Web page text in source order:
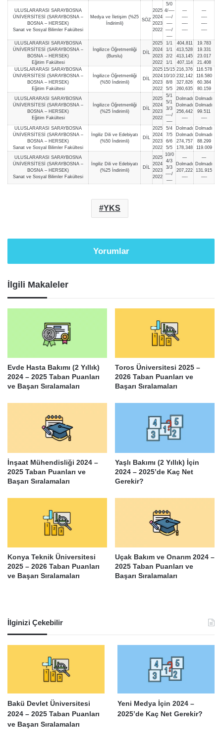
ULUSLARARASI SARAYBOSNA
ÜNİVERSİTESİ (SARAYBOSNA –
BOSNA – HERSEK)
Sanat ve Sosyal Bilimler Fakültesi
Medya ve İletişim (%25
İndirimli)
SÖZ
2025
2024
2023
2022
5/0
4/—-
—-/
—-
—-/
—-
—
—-
—-
—-
—
—-
—-
—-
ULUSLARARASI SARAYBOSNA
ÜNİVERSİTESİ (SARAYBOSNA –
BOSNA – HERSEK)
Eğitim Fakültesi
İngilizce Öğretmenliği
(Burslu)
DİL
2025
2024
2023
2022
1/1
1/1
2/2
1/1
404,811
413,528
413,145
407,114
19.783
19.331
23.017
21.408
ULUSLARARASI SARAYBOSNA
ÜNİVERSİTESİ (SARAYBOSNA –
BOSNA – HERSEK)
Eğitim Fakültesi
İngilizce Öğretmenliği
(%50 İndirimli)
DİL
2025
2024
2023
2022
15/15
10/10
8/8
5/5
216,376
232,142
327,826
260,635
116.578
116.580
60.384
80.159
ULUSLARARASI SARAYBOSNA
ÜNİVERSİTESİ (SARAYBOSNA –
BOSNA – HERSEK)
Eğitim Fakültesi
İngilizce Öğretmenliği
(%25 İndirimli)
DİL
2025
2024
2023
2022
5/1
5/1
3/3
—-/
—-
Dolmadı
Dolmadı
256,442
—-
Dolmadı
Dolmadı
99.511
—-
ULUSLARARASI SARAYBOSNA
ÜNİVERSİTESİ (SARAYBOSNA –
BOSNA – HERSEK)
Sanat ve Sosyal Bilimler Fakültesi
İngiliz Dili ve Edebiyatı
(%50 İndirimli)
DİL
2025
2024
2023
2022
5/4
7/5
6/6
5/5
Dolmadı
Dolmadı
274,757
178,348
Dolmadı
Dolmadı
88.299
119.009
ULUSLARARASI SARAYBOSNA
ÜNİVERSİTESİ (SARAYBOSNA –
BOSNA – HERSEK)
Sanat ve Sosyal Bilimler Fakültesi
İngiliz Dili ve Edebiyatı
(%25 İndirimli)
DİL
2025
2024
2023
2022
10/0
4/3
3/3
—-/
—-
—
Dolmadı
207,222
—-
—
Dolmadı
131.915
—-
YKS
Yorumlar
İlgili Makaleler
Evde Hasta Bakımı (2 Yıllık)
2024 – 2025 Taban Puanları
ve Başarı Sıralamaları
Toros Üniversitesi 2025 –
2026 Taban Puanları ve
Başarı Sıralamaları
İnşaat Mühendisliği 2024 –
2025 Taban Puanları ve
Başarı Sıralamaları
Yaşlı Bakımı (2 Yıllık) İçin
2024 – 2025’de Kaç Net
Gerekir?
Konya Teknik Üniversitesi
2025 – 2026 Taban Puanları
ve Başarı Sıralamaları
Uçak Bakım ve Onarım 2024 –
2025 Taban Puanları ve
Başarı Sıralamaları
İlginizi Çekebilir
Bakü Devlet Üniversitesi
2024 – 2025 Taban Puanları
ve Başarı Sıralamaları
Yeni Medya İçin 2024 –
2025’de Kaç Net Gerekir?